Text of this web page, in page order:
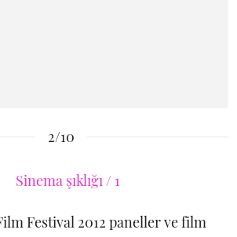
2/10
Festival 2012 paneller ve film